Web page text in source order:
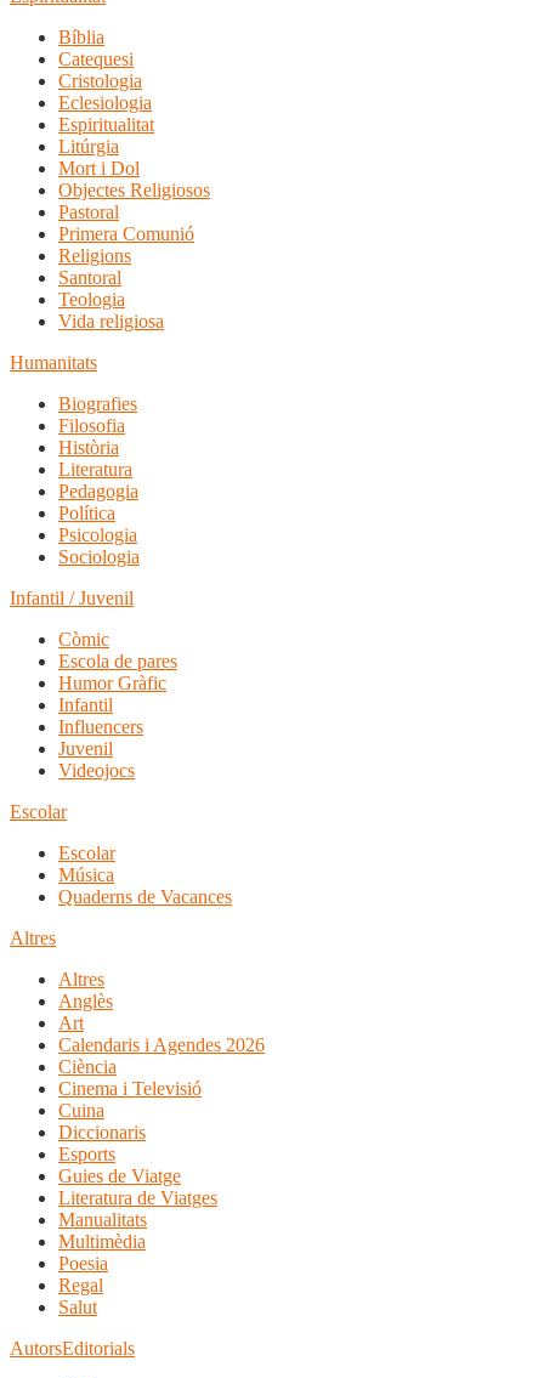
Bíblia
Catequesi
Cristologia
Eclesiologia
Espiritualitat
Litúrgia
Mort i Dol
Objectes Religiosos
Pastoral
Primera Comunió
Religions
Santoral
Teologia
Vida religiosa
Humanitats
Biografies
Filosofia
Història
Literatura
Pedagogia
Política
Psicologia
Sociologia
Infantil / Juvenil
Còmic
Escola de pares
Humor Gràfic
Infantil
Influencers
Juvenil
Videojocs
Escolar
Escolar
Música
Quaderns de Vacances
Altres
Altres
Anglès
Art
Calendaris i Agendes 2026
Ciència
Cinema i Televisió
Cuina
Diccionaris
Esports
Guies de Viatge
Literatura de Viatges
Manualitats
Multimèdia
Poesia
Regal
Salut
AutorsEditorials